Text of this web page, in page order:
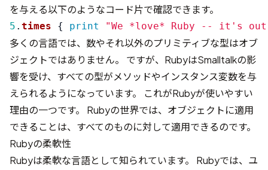
を与える以下のようなコード片で確認できます。
5 . times { print "We *love* Ruby -- it's
多くの言語では、数やそれ以外のプリミティブな型はオブ
ジェクトではありません。 ですが、RubyはSmalltalkの影
響を受け、すべての型がメソッドやインスタンス変数を与
えられるようになっています。 これがRubyが使いやすい
理由の一つです。 Rubyの世界では、オブジェクトに適用
できることは、すべてのものに対して適用できるのです。
Rubyの柔軟性
Rubyは柔軟な言語として知られています。 Rubyでは、ユ